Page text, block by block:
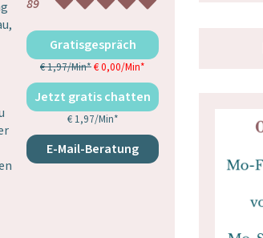
89
Gratisgespräch
€ 1,97/Min*€ 0,00/Min*
Jetzt gratis chatten
€ 1,97/Min*
E-Mail-Beratung